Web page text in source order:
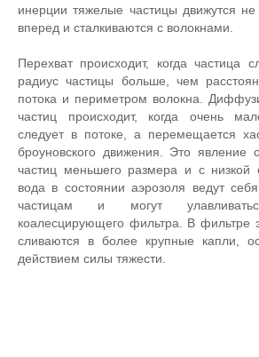
инерции тяжелые частицы движутся
вперед и сталкиваются с волокнами.
Перехват происходит, когда частица
радиус частицы больше, чем
потока и периметром волокна.
частиц происходит, когда очень
следует в потоке, а перемещается
броуновского движения. Это явление
частиц меньшего размера и с низкой
вода в состоянии аэрозоля ведут
частицам и могут
коалесцирующего фильтра. В фильтре
сливаются в более крупные капли,
действием силы тяжести.